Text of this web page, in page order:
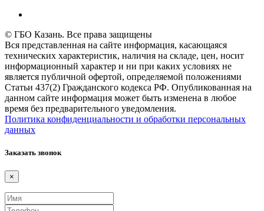
© ГБО Казань. Все права защищены
Вся представленная на сайте информация, касающаяся
технических характеристик, наличия на складе, цен, носит
информационный характер и ни при каких условиях не
является публичной офертой, определяемой положениями
Статьи 437(2) Гражданского кодекса РФ. Опубликованная на
данном сайте информация может быть изменена в любое
время без предварительного уведомления.
Политика конфиденциальности и обработки персональных
данных
Заказать звонок
×